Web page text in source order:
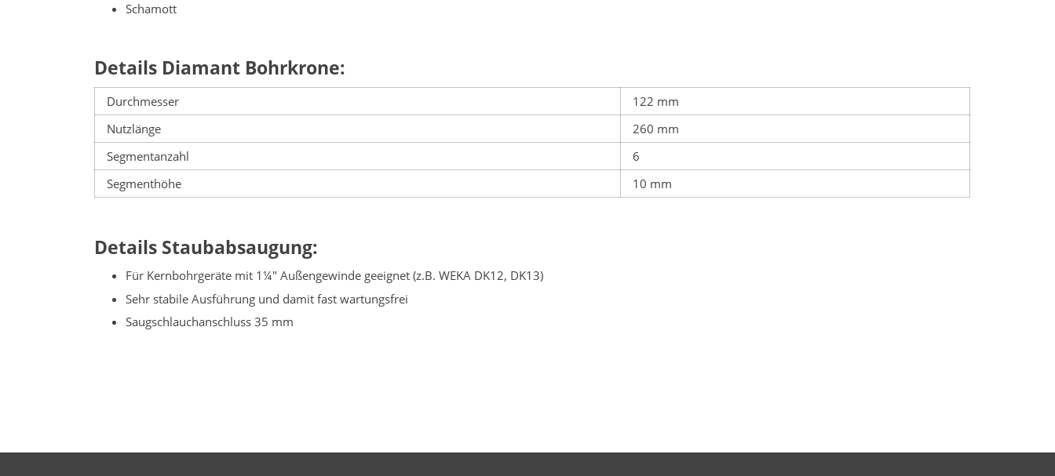
Schamott
Details Diamant Bohrkrone:
Durchmesser
122 mm
Nutzlänge
260 mm
Segmentanzahl
6
Segmenthöhe
10 mm
Details Staubabsaugung:
Für Kernbohrgeräte mit 1¼" Außengewinde geeignet (z.B. WEKA DK12, DK13)
Sehr stabile Ausführung und damit fast wartungsfrei
Saugschlauchanschluss 35 mm